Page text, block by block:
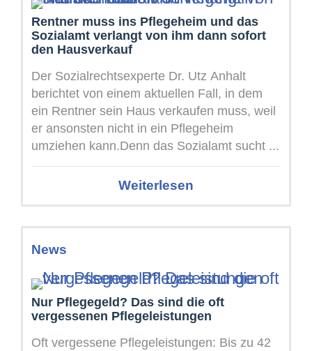
Rentner muss ins Pflegeheim und das
Sozialamt verlangt von ihm dann sofort
den Hausverkauf
Der Sozialrechtsexperte Dr. Utz Anhalt
berichtet von einem aktuellen Fall, in dem
ein Rentner sein Haus verkaufen muss, weil
er ansonsten nicht in ein Pflegeheim
umziehen kann.Denn das Sozialamt sucht ...
Weiterlesen
News
Nur Pflegegeld? Das sind die oft
vergessenen Pflegeleistungen
Oft vergessene Pflegeleistungen: Bis zu 42